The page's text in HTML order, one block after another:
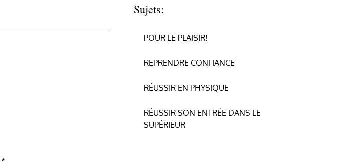
*
Sujets:
POUR LE PLAISIR!
REPRENDRE CONFIANCE
RÉUSSIR EN PHYSIQUE
RÉUSSIR SON ENTRÉE DANS LE
SUPÉRIEUR